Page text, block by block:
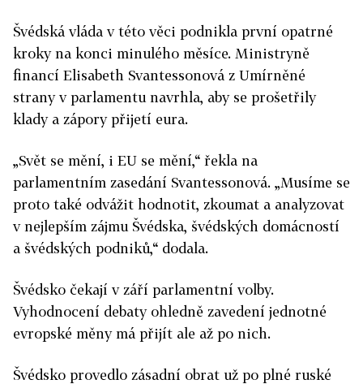
Švédská vláda v této věci podnikla první opatrné
kroky na konci minulého měsíce. Ministryně
financí Elisabeth Svantessonová z Umírněné
strany v parlamentu navrhla, aby se prošetřily
klady a zápory přijetí eura.
„Svět se mění, i EU se mění,“ řekla na
parlamentním zasedání Svantessonová. „Musíme se
proto také odvážit hodnotit, zkoumat a analyzovat
v nejlepším zájmu Švédska, švédských domácností
a švédských podniků,“ dodala.
Švédsko čekají v září parlamentní volby.
Vyhodnocení debaty ohledně zavedení jednotné
evropské měny má přijít ale až po nich.
Švédsko provedlo zásadní obrat už po plné ruské